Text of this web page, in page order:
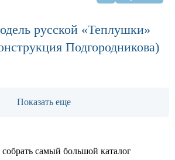
русской «Теплушки»
Подгородникова)
Показать еще
самый большой каталог